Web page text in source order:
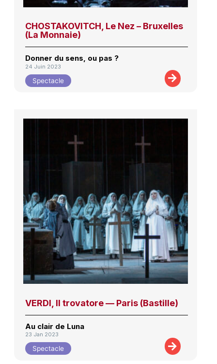
CHOSTAKOVITCH, Le Nez – Bruxelles
(La Monnaie)
Donner du sens, ou pas ?
24 Juin 2023
Spectacle
VERDI, Il trovatore — Paris (Bastille)
Au clair de Luna
23 Jan 2023
Spectacle